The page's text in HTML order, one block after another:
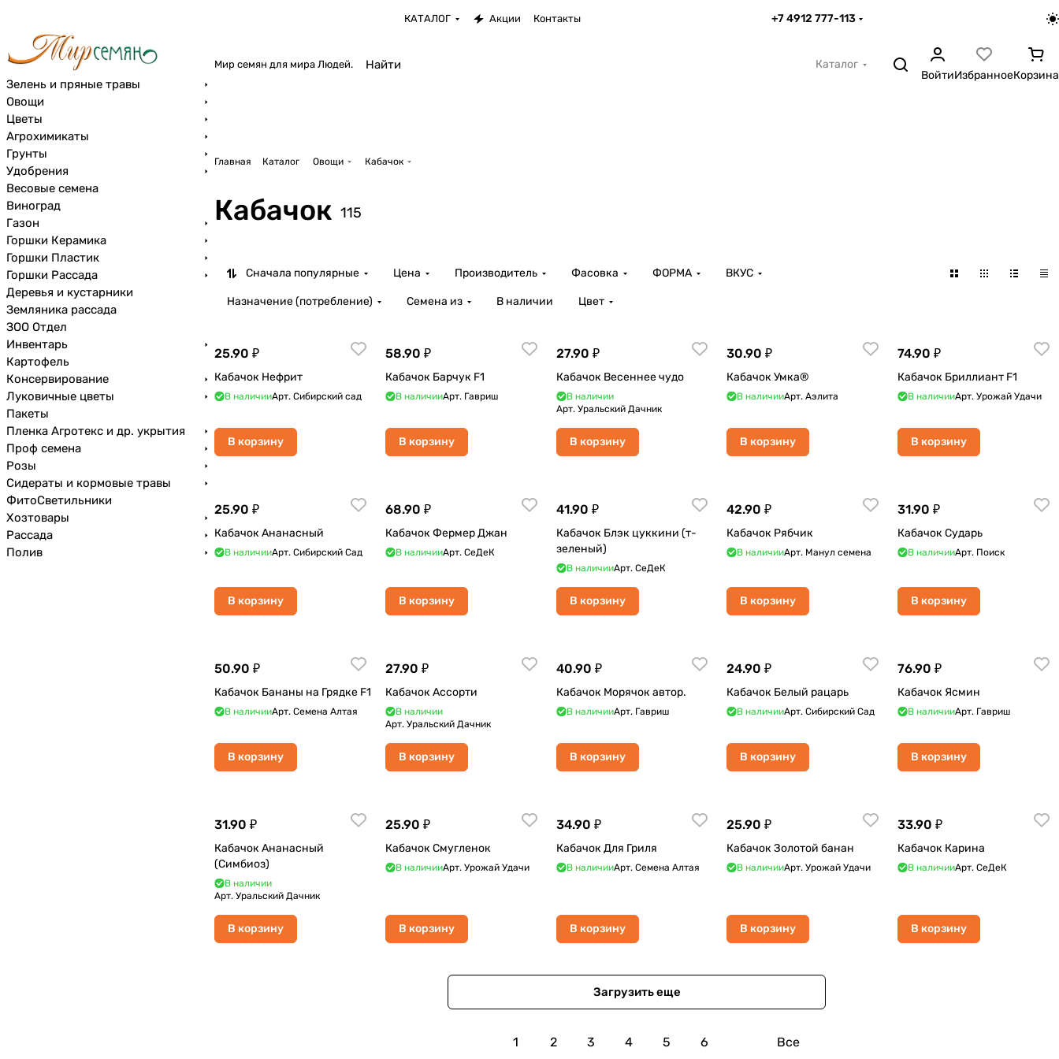
КАТАЛОГ Акции Контакты +7 4912 777-113
Мир семян для мира Людей.
Каталог
ВойтиИзбранноеКорзина
Главная Каталог Овощи Кабачок
Кабачок 115
Сначала популярные Цена Производитель Фасовка ФОРМА ВКУС
Назначение (потребление) Семена из В наличии Цвет
25.90 ₽
Кабачок Нефрит
В наличииАрт. Сибирский сад
В корзину
58.90 ₽
Кабачок Барчук F1
В наличииАрт. Гавриш
В корзину
27.90 ₽
Кабачок Весеннее чудо
В наличии
Арт. Уральский Дачник
В корзину
30.90 ₽
Кабачок Умка®
В наличииАрт.Аэлита
В корзину
74.90 ₽
Кабачок Бриллиант F1
В наличииАрт.Урожай Удачи
В корзину
25.90 ₽
Кабачок Ананасный
В наличииАрт. Сибирский Сад
В корзину
68.90 ₽
Кабачок Фермер Джан
В наличииАрт. СеДеК
В корзину
41.90 ₽
Кабачок Блэк цуккини (т-
зеленый)
В наличииАрт. СеДеК
В корзину
42.90 ₽
Кабачок Рябчик
В наличииАрт. Манул семена
В корзину
31.90 ₽
Кабачок Сударь
В наличииАрт. Поиск
В корзину
50.90 ₽
Кабачок Бананы на Грядке F1
В наличииАрт. Семена Алтая
В корзину
27.90 ₽
Кабачок Ассорти
В наличии
Арт. Уральский Дачник
В корзину
40.90 ₽
Кабачок Морячок автор.
В наличииАрт. Гавриш
В корзину
24.90 ₽
Кабачок Белый рацарь
В наличииАрт.Сибирский Сад
В корзину
76.90 ₽
Кабачок Ясмин
В наличииАрт. Гавриш
В корзину
31.90 ₽
Кабачок Ананасный
(Симбиоз)
В наличии
Арт. Уральский Дачник
В корзину
25.90 ₽
Кабачок Смугленок
В наличииАрт. Урожай Удачи
В корзину
34.90 ₽
Кабачок Для Гриля
В наличииАрт. Семена Алтая
В корзину
25.90 ₽
Кабачок Золотой банан
В наличииАрт.Урожай Удачи
В корзину
33.90 ₽
Кабачок Карина
В наличииАрт.СеДеК
В корзину
Загрузить еще
1 2 3 4 5 6 Все
Зелень и пряные травы
Овощи
Цветы
Агрохимикаты
Грунты
Удобрения
Весовые семена
Виноград
Газон
Горшки Керамика
Горшки Пластик
Горшки Рассада
Деревья и кустарники
Земляника рассада
ЗОО Отдел
Инвентарь
Картофель
Консервирование
Луковичные цветы
Пакеты
Пленка Агротекс и др. укрытия
Проф семена
Розы
Сидераты и кормовые травы
ФитоСветильники
Хозтовары
Рассада
Полив